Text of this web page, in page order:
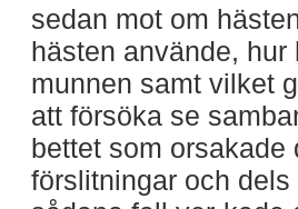
sedan mot om
hästen använde,
munnen samt vilket
att försöka se
bettet som
förslitningar och